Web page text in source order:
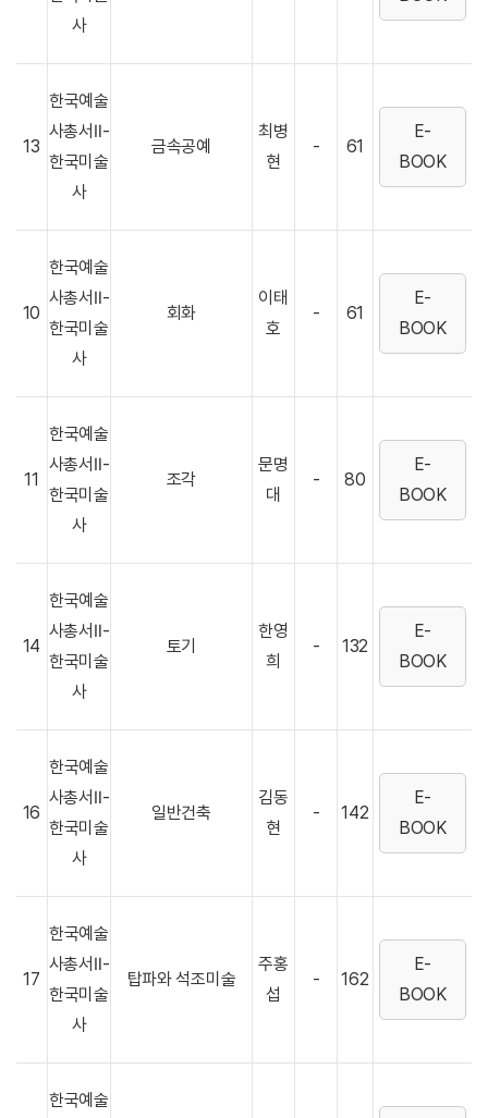
사
13
한국예술
사총서Ⅱ-
한국미술
사
금속공예
최병
현
- 61
E-
BOOK
10
한국예술
사총서Ⅱ-
한국미술
사
회화
이태
호
- 61
E-
BOOK
11
한국예술
사총서Ⅱ-
한국미술
사
조각
문명
대
- 80
E-
BOOK
14
한국예술
사총서Ⅱ-
한국미술
사
토기
한영
희
- 132
E-
BOOK
16
한국예술
사총서Ⅱ-
한국미술
사
일반건축
김동
현
- 142
E-
BOOK
17
한국예술
사총서Ⅱ-
한국미술
사
탑파와 석조미술
주홍
섭
- 162
E-
BOOK
한국예술